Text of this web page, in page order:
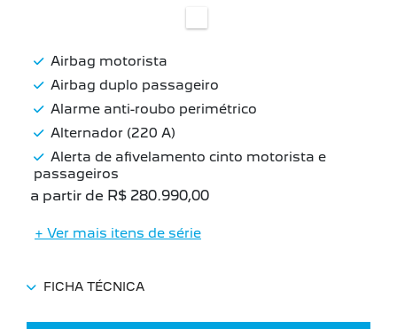
Airbag motorista
Airbag duplo passageiro
Alarme anti-roubo perimétrico
Alternador (220 A)
Alerta de afivelamento cinto motorista e
passageiros
a partir de R$ 280.990,00
+ Ver mais itens de série
FICHA TÉCNICA